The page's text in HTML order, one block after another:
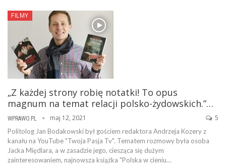
FILMY
„Z każdej strony robię notatki! To opus
magnum na temat relacji polsko-żydowskich.”…
WPRAWO.PL maj 12, 2021 5
Politolog Jan Bodakowski był gościem redaktora Andrzeja Kozery z
kanału na YouTube "Twoja Pasja Tv". Tematem rozmowy była osoba
Jacka Międlara, a w zasadzie jego, ciesząca się dużym
zainteresowaniem, najnowsza książka "Polska w cieniu…